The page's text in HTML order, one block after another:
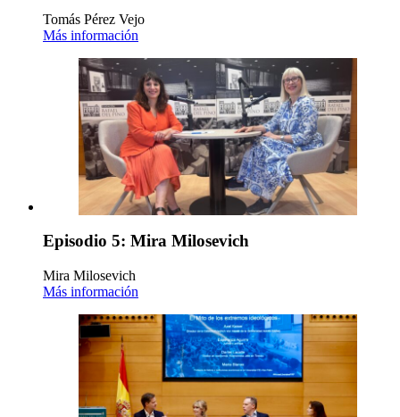
Tomás Pérez Vejo
Más información
Episodio 5: Mira Milosevich
Mira Milosevich
Más información